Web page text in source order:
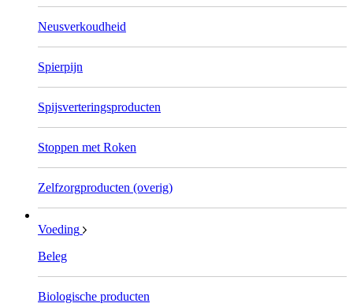
Neusverkoudheid
Spierpijn
Spijsverteringsproducten
Stoppen met Roken
Zelfzorgproducten (overig)
Voeding
Beleg
Biologische producten